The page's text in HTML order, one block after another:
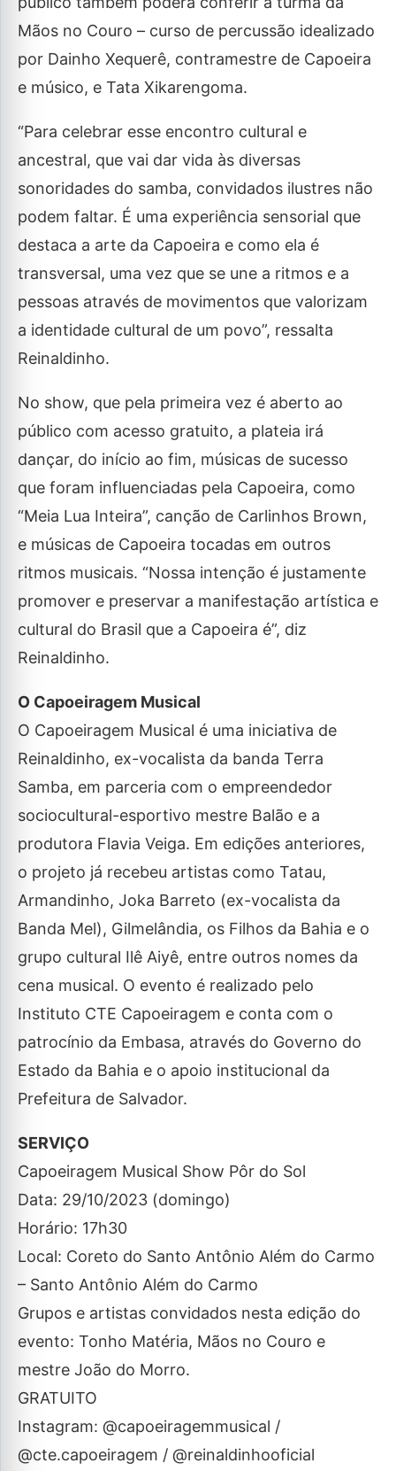
Mãos no Couro – curso de percussão idealizado
por Dainho Xequerê, contramestre de Capoeira
e músico, e Tata Xikarengoma.
“Para celebrar esse encontro cultural e
ancestral, que vai dar vida às diversas
sonoridades do samba, convidados ilustres não
podem faltar. É uma experiência sensorial que
destaca a arte da Capoeira e como ela é
transversal, uma vez que se une a ritmos e a
pessoas através de movimentos que valorizam
a identidade cultural de um povo”, ressalta
Reinaldinho.
No show, que pela primeira vez é aberto ao
público com acesso gratuito, a plateia irá
dançar, do início ao fim, músicas de sucesso
que foram influenciadas pela Capoeira, como
“Meia Lua Inteira”, canção de Carlinhos Brown,
e músicas de Capoeira tocadas em outros
ritmos musicais. “Nossa intenção é justamente
promover e preservar a manifestação artística e
cultural do Brasil que a Capoeira é”, diz
Reinaldinho.
O Capoeiragem Musical
O Capoeiragem Musical é uma iniciativa de
Reinaldinho, ex-vocalista da banda Terra
Samba, em parceria com o empreendedor
sociocultural-esportivo mestre Balão e a
produtora Flavia Veiga. Em edições anteriores,
o projeto já recebeu artistas como Tatau,
Armandinho, Joka Barreto (ex-vocalista da
Banda Mel), Gilmelândia, os Filhos da Bahia e o
grupo cultural Ilê Aiyê, entre outros nomes da
cena musical. O evento é realizado pelo
Instituto CTE Capoeiragem e conta com o
patrocínio da Embasa, através do Governo do
Estado da Bahia e o apoio institucional da
Prefeitura de Salvador.
SERVIÇO
Capoeiragem Musical Show Pôr do Sol
Data: 29/10/2023 (domingo)
Horário: 17h30
Local: Coreto do Santo Antônio Além do Carmo
– Santo Antônio Além do Carmo
Grupos e artistas convidados nesta edição do
evento: Tonho Matéria, Mãos no Couro e
mestre João do Morro.
GRATUITO
Instagram: @capoeiragemmusical /
@cte.capoeiragem / @reinaldinhooficial